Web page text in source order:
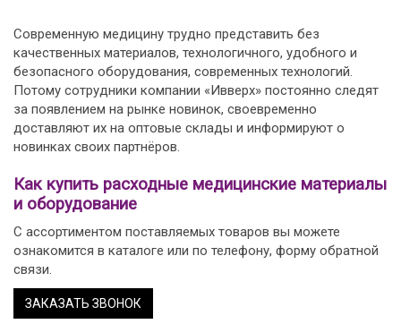
Современную медицину трудно представить без
качественных материалов, технологичного, удобного и
безопасного оборудования, современных технологий.
Потому сотрудники компании «Ивверх» постоянно следят
за появлением на рынке новинок, своевременно
доставляют их на оптовые склады и информируют о
новинках своих партнёров.
Как купить расходные медицинские материалы
и оборудование
С ассортиментом поставляемых товаров вы можете
ознакомится в каталоге или по телефону, форму обратной
связи.
ЗАКАЗАТЬ ЗВОНОК